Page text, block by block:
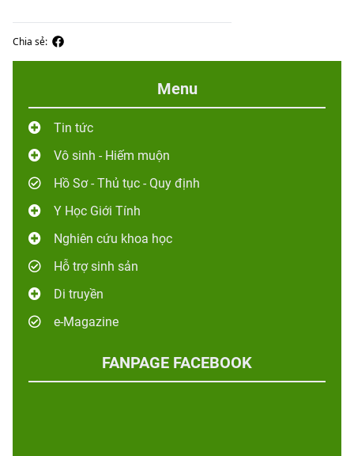
Chia sẻ:
Menu
Tin tức
Vô sinh - Hiếm muộn
Hồ Sơ - Thủ tục - Quy định
Y Học Giới Tính
Nghiên cứu khoa học
Hỗ trợ sinh sản
Di truyền
e-Magazine
FANPAGE FACEBOOK